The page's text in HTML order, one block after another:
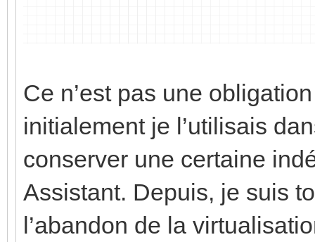
Ce n’est pas une
initialement je l’utilisais
conserver une certaine
Assistant. Depuis, je suis
l’abandon de la